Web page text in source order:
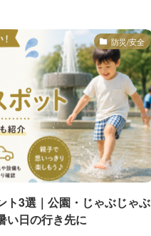
防災/安全
ト3選｜公園・じゃぶじゃぶ
い日の行き先に